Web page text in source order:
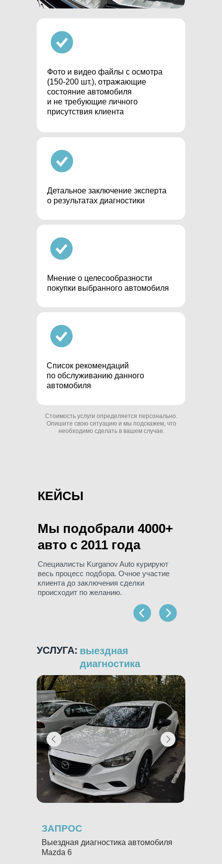
Фото и видео файлы с осмотра
(150-200 шт.), отражающие
состояние автомобиля
и не требующие личного
присутствия клиента
Детальное заключение эксперта
о результатах диагностики
Мнение о целесообразности
покупки выбранного автомобиля
Список рекомендаций
по обслуживанию данного
автомобиля
Стоимость услуги определяется персонально.
Опишите свою ситуацию и мы подскажем, что
необходимо сделать в вашем случае.
КЕЙСЫ
Мы подобрали 4000+
авто c 2011 года
Специалисты Kurganov Auto курируют
весь процесс подбора. Очное участие
клиента до заключения сделки
происходит по желанию.
ЗАПРОС
Выездная диагностика автомобиля
Mazda 6
УСЛУГА: выездная
диагностика